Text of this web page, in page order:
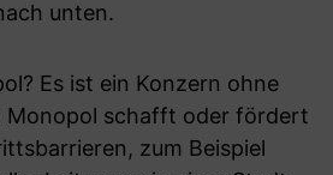
unten.
Es ist ein Konzern ohne
Monopol schafft oder fördert
zum Beispiel